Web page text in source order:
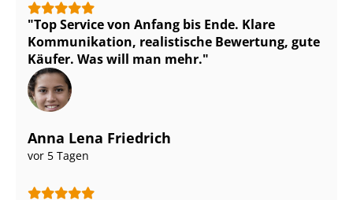
Top Service von Anfang bis Ende. Klare
Kommunikation, realistische Bewertung, gute
Käufer. Was will man mehr.
Anna Lena Friedrich
vor 5 Tagen